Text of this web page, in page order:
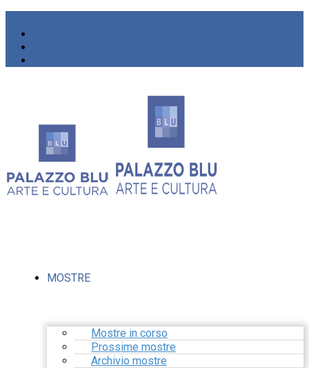
MOSTRE
Mostre in corso
Prossime mostre
Archivio mostre